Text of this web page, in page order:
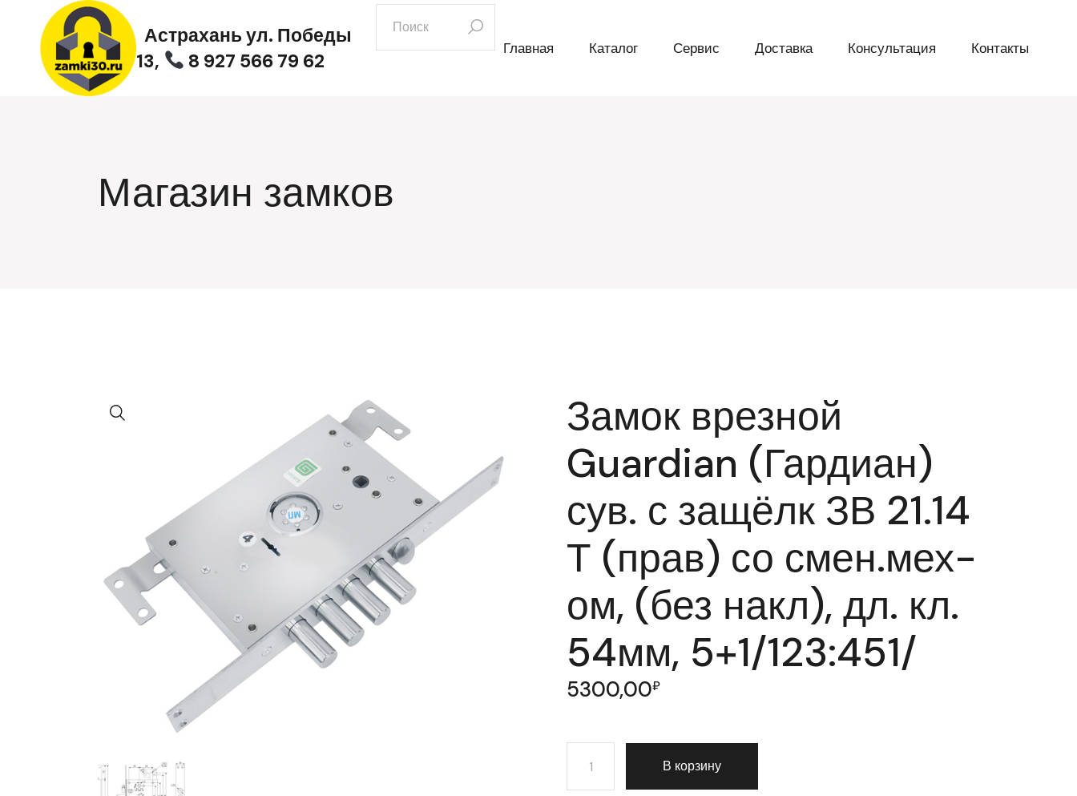
содержимому
Астрахань ул. Победы
13,
8 927 566 79 62
искать:
Главная Каталог Сервис Доставка Консультация Контакты
Магазин замков
Замок врезной
Guardian (Гардиан)
сув. с защёлк ЗВ 21.14
Т (прав) со смен.мех-
ом, (без накл), дл. кл.
54мм, 5+1/123:451/
5300,00₽
Количество товара Замок врезной Guardian (Гардиан) сув. с защёлк ЗВ 21.14 Т
В корзину